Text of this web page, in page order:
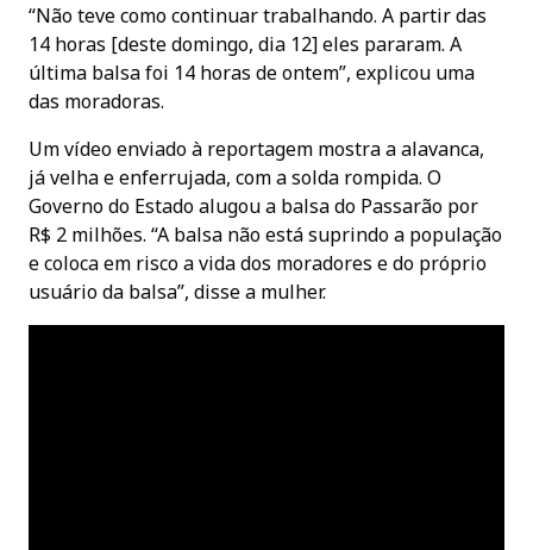
“Não teve como continuar trabalhando. A partir das
14 horas [deste domingo, dia 12] eles pararam. A
última balsa foi 14 horas de ontem”, explicou uma
das moradoras.
Um vídeo enviado à reportagem mostra a alavanca,
já velha e enferrujada, com a solda rompida. O
Governo do Estado alugou a balsa do Passarão por
R$ 2 milhões. “A balsa não está suprindo a população
e coloca em risco a vida dos moradores e do próprio
usuário da balsa”, disse a mulher.